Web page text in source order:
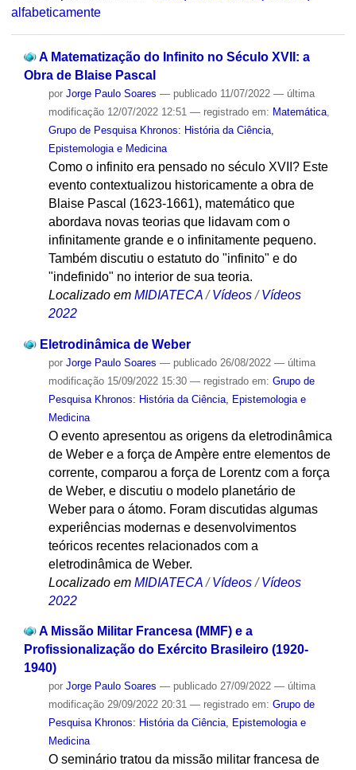
alfabeticamente
A Matematização do Infinito no Século XVII: a
Obra de Blaise Pascal
por Jorge Paulo Soares — publicado11/07/2022 — última
modificação12/07/2022 12:51 — registrado em: Matemática,
Grupo de Pesquisa Khronos: História da Ciência,
Epistemologia e Medicina
Como o infinito era pensado no século XVII? Este
evento contextualizou historicamente a obra de
Blaise Pascal (1623-1661), matemático que
abordava novas teorias que lidavam com o
infinitamente grande e o infinitamente pequeno.
Também discutiu o estatuto do "infinito" e do
"indefinido" no interior de sua teoria.
Localizado em MIDIATECA /Vídeos /Vídeos
2022
Eletrodinâmica de Weber
por Jorge Paulo Soares — publicado26/08/2022 — última
modificação15/09/2022 15:30 — registrado em: Grupo de
Pesquisa Khronos: História da Ciência, Epistemologia e
Medicina
O evento apresentou as origens da eletrodinâmica
de Weber e a força de Ampère entre elementos de
corrente, comparou a força de Lorentz com a força
de Weber, e discutiu o modelo planetário de
Weber para o átomo. Foram discutidas algumas
experiências modernas e desenvolvimentos
teóricos recentes relacionados com a
eletrodinâmica de Weber.
Localizado em MIDIATECA /Vídeos /Vídeos
2022
A Missão Militar Francesa (MMF) e a
Profissionalização do Exército Brasileiro (1920-
1940)
por Jorge Paulo Soares — publicado27/09/2022 — última
modificação29/09/2022 20:31 — registrado em: Grupo de
Pesquisa Khronos: História da Ciência, Epistemologia e
Medicina
O seminário tratou da missão militar francesa de